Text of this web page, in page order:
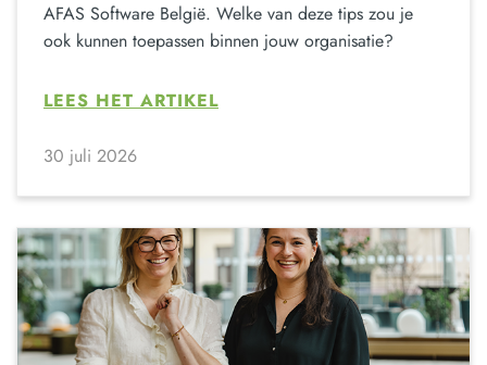
AFAS Software België. Welke van deze tips zou je
ook kunnen toepassen binnen jouw organisatie?
LEES HET ARTIKEL
30 juli 2026